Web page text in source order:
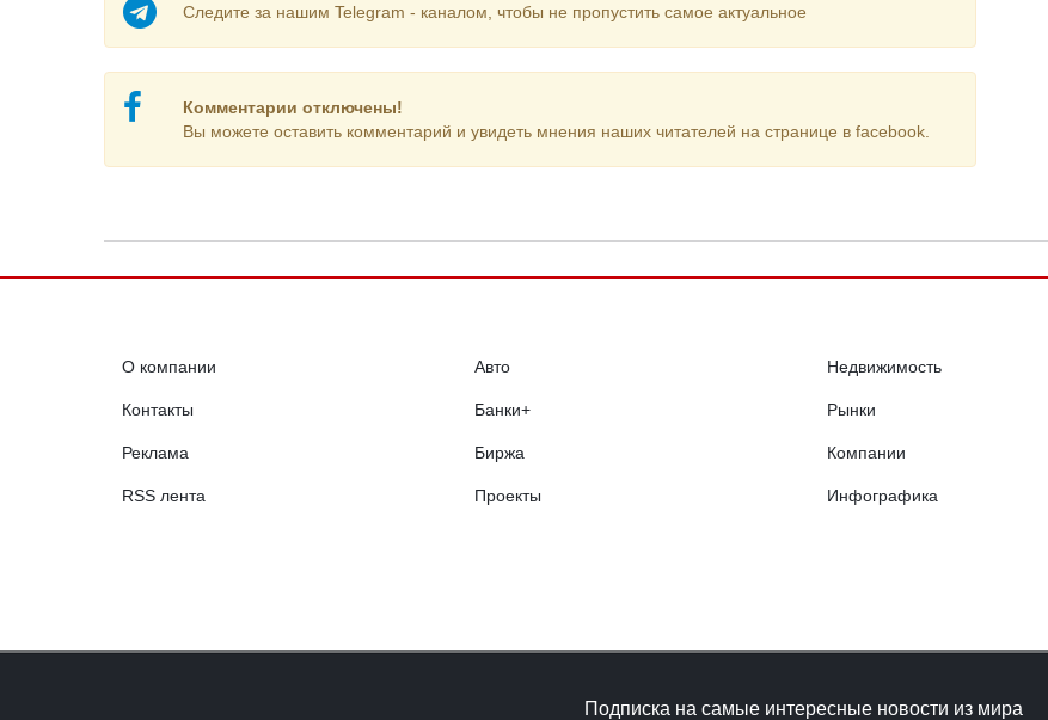
Следите за нашим Telegram - каналом, чтобы не пропустить самое актуальное
Комментарии отключены!
Вы можете оставить комментарий и увидеть мнения наших читателей на странице в facebook.
О компании
Контакты
Реклама
RSS лента
Авто
Банки+
Биржа
Проекты
Недвижимость
Рынки
Компании
Инфографика
Подписка на самые интересные новости из мира